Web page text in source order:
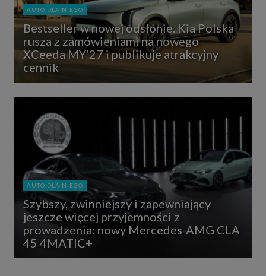
AUTO DLA NIEGO
Bestseller w nowej odsłonie. Kia Polska
rusza z zamówieniami na nowego
XCeeda MY’27 i publikuje atrakcyjny
cennik
AUTO DLA NIEGO
Szybszy, zwinniejszy i zapewniający
jeszcze więcej przyjemności z
prowadzenia: nowy Mercedes-AMG CLA
45 4MATIC+